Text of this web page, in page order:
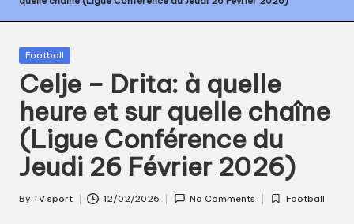
f
u
s
i
o
n
T
V
diffusion
TV
sport,
calendrier
sport
Posted
Football
Celje – Drita: à quelle
heure et sur quelle chaîne
(Ligue Conférence du
Jeudi 26 Février 2026)
Posted
By TV sport 12/02/2026 No Comments
Posted
Football